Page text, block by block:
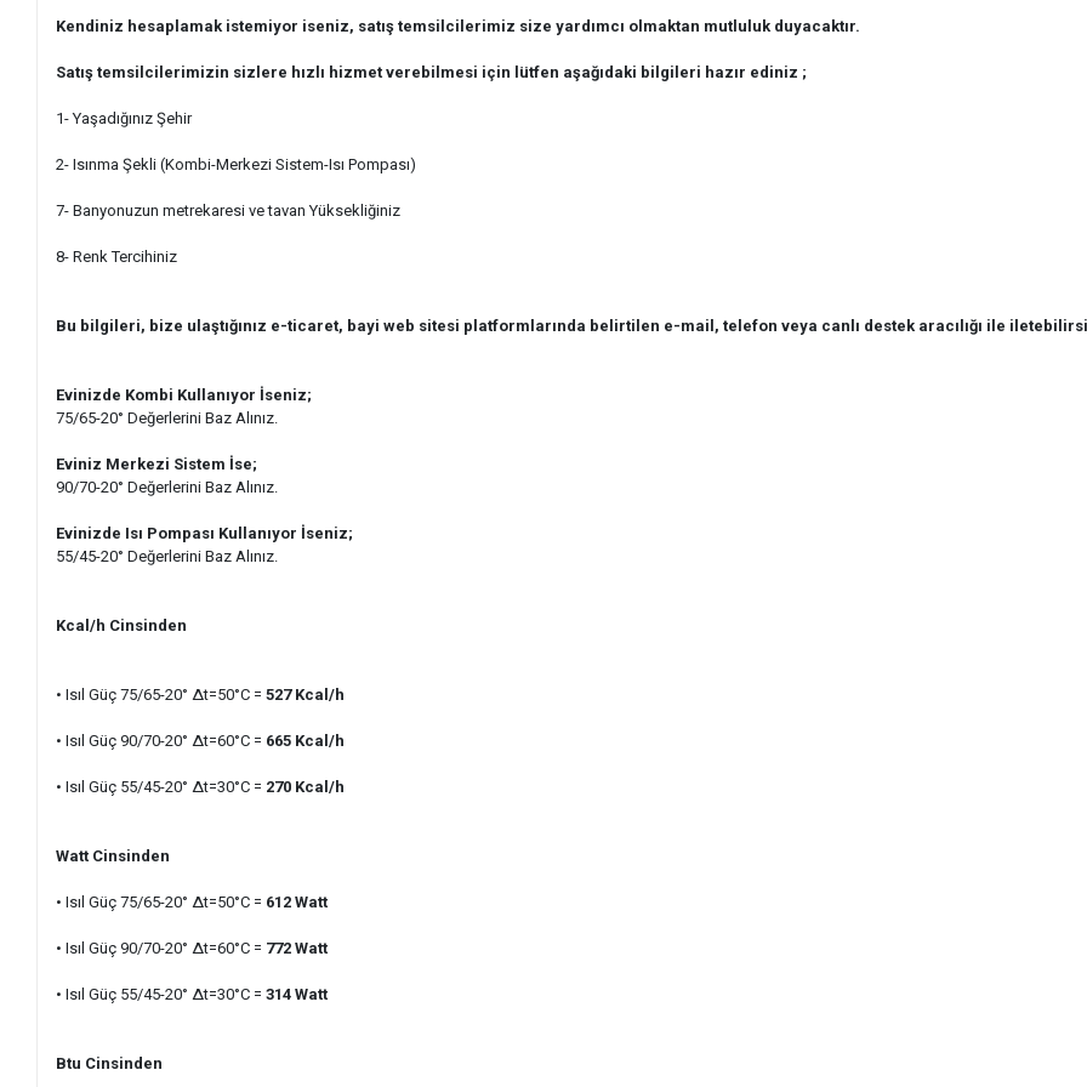
Kendiniz hesaplamak istemiyor iseniz, satış temsilcilerimiz size yardımcı olmaktan mutluluk duyacaktır.
Satış temsilcilerimizin sizlere hızlı hizmet verebilmesi için lütfen aşağıdaki bilgileri hazır ediniz ;
1- Yaşadığınız Şehir
2- Isınma Şekli (Kombi-Merkezi Sistem-Isı Pompası)
7- Banyonuzun metrekaresi ve tavan Yüksekliğiniz
8- Renk Tercihiniz
Bu bilgileri, bize ulaştığınız e-ticaret, bayi web sitesi platformlarında belirtilen e-mail, telefon veya canlı destek aracılığı ile
Evinizde Kombi Kullanıyor İseniz;
75/65-20° Değerlerini Baz Alınız.
Eviniz Merkezi Sistem İse;
90/70-20° Değerlerini Baz Alınız.
Evinizde Isı Pompası Kullanıyor İseniz;
55/45-20° Değerlerini Baz Alınız.
Kcal/h Cinsinden
• Isıl Güç 75/65-20° ∆t=50°C =527 Kcal/h
• Isıl Güç 90/70-20° ∆t=60°C = 665 Kcal/h
• Isıl Güç 55/45-20° ∆t=30°C = 270 Kcal/h
Watt Cinsinden
• Isıl Güç 75/65-20° ∆t=50°C = 612 Watt
• Isıl Güç 90/70-20° ∆t=60°C = 772 Watt
• Isıl Güç 55/45-20° ∆t=30°C =314 Watt
Btu Cinsinden